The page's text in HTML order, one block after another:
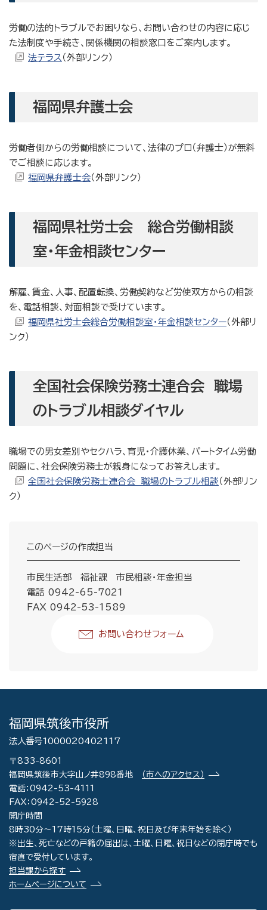
労働の法的トラブルでお困りなら、お問い合わせの内容に応じ
た法制度や手続き、関係機関の相談窓口をご案内します。
法テラス （外部リンク）
福岡県弁護士会
労働者側からの労働相談について、法律のプロ（弁護士）が無料
でご相談に応じます。
福岡県弁護士会（外部リンク）
福岡県社労士会 総合労働相談
室・年金相談センター
解雇、賃金、人事、配置転換、労働契約など労使双方からの相談
を、電話相談、対面相談で受けています。
福岡県社労士会総合労働相談室・年金相談センター（外部リ
ンク）
全国社会保険労務士連合会 職場
のトラブル相談ダイヤル
職場での男女差別やセクハラ、育児・介護休業、パートタイム労働
問題に、社会保険労務士が親身になってお答えします。
全国社会保険労務士連合会 職場のトラブル相談 （外部リン
ク）
このページの作成担当
市民生活部 福祉課 市民相談・年金担当
電話 0942-65-7021
FAX 0942-53-1589
お問い合わせフォーム
福岡県筑後市役所
法人番号1000020402117
〒833-8601
福岡県筑後市大字山ノ井898番地
（市へのアクセス）
電話：0942-53-4111
FAX：0942-52-5928
開庁時間
8時30分～17時15分（土曜、日曜、祝日及び年末年始を除く）
※出生、死亡などの戸籍の届出は、土曜、日曜、祝日などの閉庁時でも
宿直で受付しています。
担当課から探す
ホームページについて